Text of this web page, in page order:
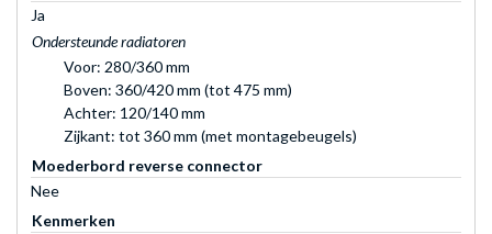
Ja
Ondersteunde radiatoren
Voor: 280/360 mm
Boven: 360/420 mm (tot 475 mm)
Achter: 120/140 mm
Zijkant: tot 360 mm (met montagebeugels)
Moederbord reverse connector
Nee
Kenmerken